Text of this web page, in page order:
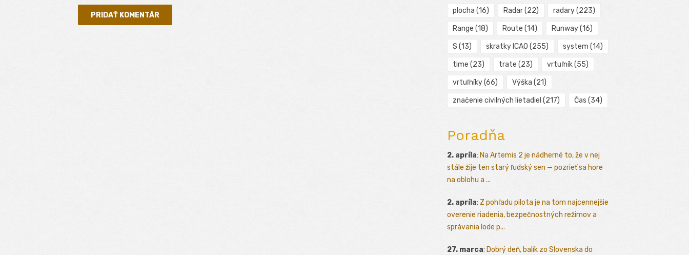
plocha (16) Radar(22) radary(223)
Range (18) Route (14) Runway(16)
S (13) skratky ICAO (255) system (14)
time (23) trate (23) vrtuľník(55)
vrtuľníky(66) Výška (21)
značenie civilných lietadiel (217) Čas (34)
Poradňa
2. apríla: Na Artemis 2 je nádherné to, že v nej
stále žije ten starý ľudský sen — pozrieť sa hore
na oblohu a ...
2. apríla: Z pohľadu pilota je na tom najcennejšie
overenie riadenia, bezpečnostných režimov a
správania lode p...
27. marca: Dobrý deň, balík zo Slovenska do